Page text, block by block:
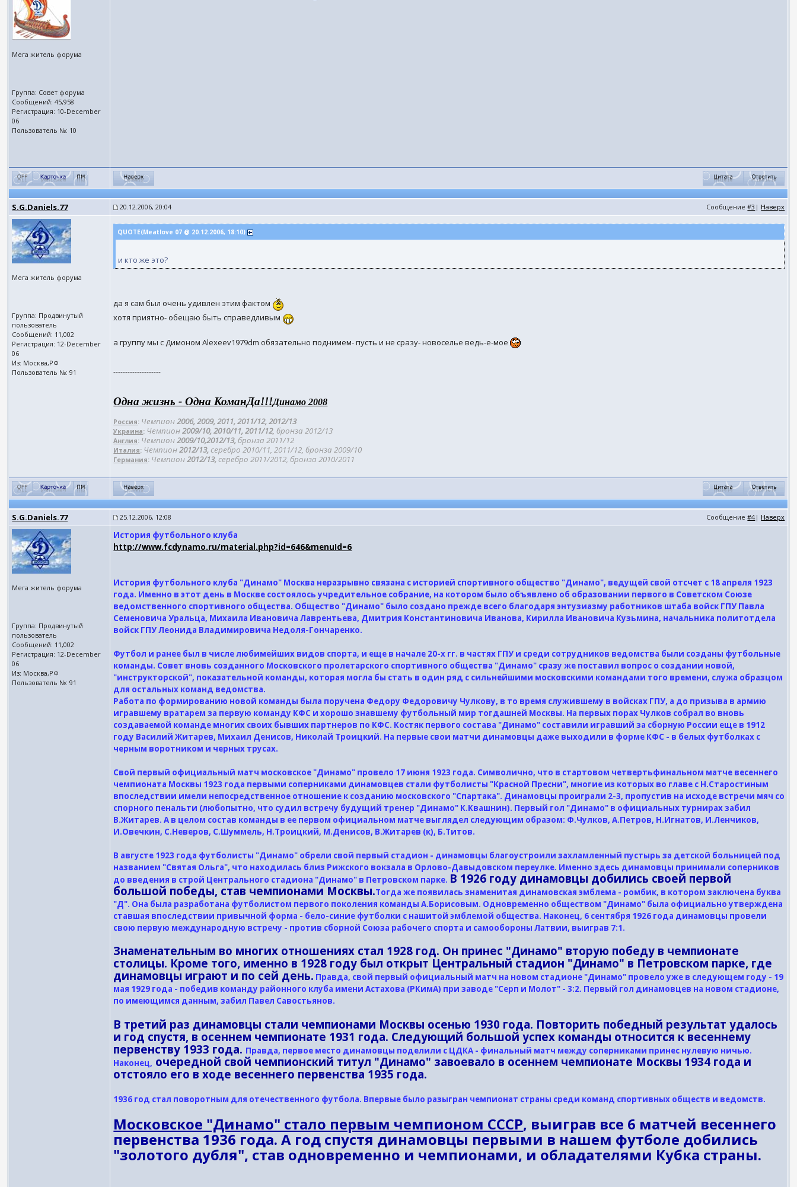
Мега житель форума
Группа: Совет форума
Сообщений: 45,958
Регистрация: 10-December
06
Пользователь №: 10
S.G.Daniels.77 20.12.2006, 20:04 Сообщение#3 | Наверх
Мега житель форума
Группа: Продвинутый
пользователь
Сообщений: 11,002
Регистрация: 12-December
06
Из: Москва,РФ
Пользователь №: 91
QUOTE(Meatlove 07 @ 20.12.2006, 18:10)
и кто же это?
да я сам был очень удивлен этим фактом
хотя приятно- обещаю быть справедливым
а группу мы с Димоном Alexeev1979dm обязательно поднимем- пусть и не сразу- новоселье ведь-е-мое
--------------------
Одна жизнь - Одна КоманДа!!!Динамо 2008
Россия: Чемпион2006, 2009, 2011, 2011/12, 2012/13
Украина: Чемпион2009/10, 2010/11, 2011/12, бронза 2012/13
Англия: Чемпион2009/10,2012/13, бронза 2011/12
Италия: Чемпион2012/13, серебро 2010/11, 2011/12, бронза 2009/10
Германия: Чемпион2012/13, серебро 2011/2012, бронза 2010/2011
S.G.Daniels.77 25.12.2006, 12:08 Сообщение#4| Наверх
Мега житель форума
Группа: Продвинутый
пользователь
Сообщений: 11,002
Регистрация: 12-December
06
Из: Москва,РФ
Пользователь №: 91
История футбольного клуба
http://www.fcdynamo.ru/material.php?id=646&menuId=6
История футбольного клуба "Динамо" Москва неразрывно связана с историей спортивного общество "Динамо", ведущей свой отсчет с 18 апреля 1923
года. Именно в этот день в Москве состоялось учредительное собрание, на котором было объявлено об образовании первого в Советском Союзе
ведомственного спортивного общества. Общество "Динамо" было создано прежде всего благодаря энтузиазму работников штаба войск ГПУ Павла
Семеновича Уральца, Михаила Ивановича Лаврентьева, Дмитрия Константиновича Иванова, Кирилла Ивановича Кузьмина, начальника политотдела
войск ГПУ Леонида Владимировича Недоля-Гончаренко.
Футбол и ранее был в числе любимейших видов спорта, и еще в начале 20-х гг. в частях ГПУ и среди сотрудников ведомства были созданы футбольные
команды. Совет вновь созданного Московского пролетарского спортивного общества "Динамо" сразу же поставил вопрос о создании новой,
"инструкторской", показательной команды, которая могла бы стать в один ряд с сильнейшими московскими командами того времени, служа образцом
для остальных команд ведомства.
Работа по формированию новой команды была поручена Федору Федоровичу Чулкову, в то время служившему в войсках ГПУ, а до призыва в армию
игравшему вратарем за первую команду КФС и хорошо знавшему футбольный мир тогдашней Москвы. На первых порах Чулков собрал во вновь
создаваемой команде многих своих бывших партнеров по КФС. Костяк первого состава "Динамо" составили игравший за сборную России еще в 1912
году Василий Житарев, Михаил Денисов, Николай Троицкий. На первые свои матчи динамовцы даже выходили в форме КФС - в белых футболках с
черным воротником и черных трусах.
Свой первый официальный матч московское "Динамо" провело 17 июня 1923 года. Символично, что в стартовом четвертьфинальном матче весеннего
чемпионата Москвы 1923 года первыми соперниками динамовцев стали футболисты "Красной Пресни", многие из которых во главе с Н.Старостиным
впоследствии имели непосредственное отношение к созданию московского "Спартака". Динамовцы проиграли 2-3, пропустив на исходе встречи мяч со
спорного пенальти (любопытно, что судил встречу будущий тренер "Динамо" К.Квашнин). Первый гол "Динамо" в официальных турнирах забил
В.Житарев. А в целом состав команды в ее первом официальном матче выглядел следующим образом: Ф.Чулков, А.Петров, Н.Игнатов, И.Ленчиков,
И.Овечкин, С.Неверов, С.Шуммель, Н.Троицкий, М.Денисов, В.Житарев (к), Б.Титов.
В августе 1923 года футболисты "Динамо" обрели свой первый стадион - динамовцы благоустроили захламленный пустырь за детской больницей под
названием "Святая Ольга", что находилась близ Рижского вокзала в Орлово-Давыдовском переулке. Именно здесь динамовцы принимали соперников
до введения в строй Центрального стадиона "Динамо" в Петровском парке. В 1926 году динамовцы добились своей первой
большой победы, став чемпионами Москвы.Тогда же появилась знаменитая динамовская эмблема - ромбик, в котором заключена буква
"Д". Она была разработана футболистом первого поколения команды А.Борисовым. Одновременно обществом "Динамо" была официально утверждена
ставшая впоследствии привычной форма - бело-синие футболки с нашитой эмблемой общества. Наконец, 6 сентября 1926 года динамовцы провели
свою первую международную встречу - против сборной Союза рабочего спорта и самообороны Латвии, выиграв 7:1.
Знаменательным во многих отношениях стал 1928 год. Он принес "Динамо" вторую победу в чемпионате
столицы. Кроме того, именно в 1928 году был открыт Центральный стадион "Динамо" в Петровском парке, где
динамовцы играют и по сей день. Правда, свой первый официальный матч на новом стадионе "Динамо" провело уже в следующем году - 19
мая 1929 года - победив команду районного клуба имени Астахова (РКимА) при заводе "Серп и Молот" - 3:2. Первый гол динамовцев на новом стадионе,
по имеющимся данным, забил Павел Савостьянов.
В третий раз динамовцы стали чемпионами Москвы осенью 1930 года. Повторить победный результат удалось
и год спустя, в осеннем чемпионате 1931 года. Следующий большой успех команды относится к весеннему
первенству 1933 года. Правда, первое место динамовцы поделили с ЦДКА - финальный матч между соперниками принес нулевую ничью.
Наконец, очередной свой чемпионский титул "Динамо" завоевало в осеннем чемпионате Москвы 1934 года и
отстояло его в ходе весеннего первенства 1935 года.
1936 год стал поворотным для отечественного футбола. Впервые было разыгран чемпионат страны среди команд спортивных обществ и ведомств.
Московское "Динамо" стало первым чемпионом СССР, выиграв все 6 матчей весеннего
первенства 1936 года. А год спустя динамовцы первыми в нашем футболе добились
"золотого дубля", став одновременно и чемпионами, и обладателями Кубка страны.